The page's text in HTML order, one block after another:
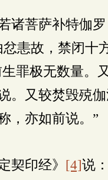
诸菩萨补特伽
忿恚故，禁闭十
生罪极无数量。
。又较焚毁殑
，亦如前说。”
契印经》 [4]说